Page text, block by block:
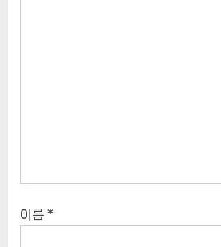
이름 *